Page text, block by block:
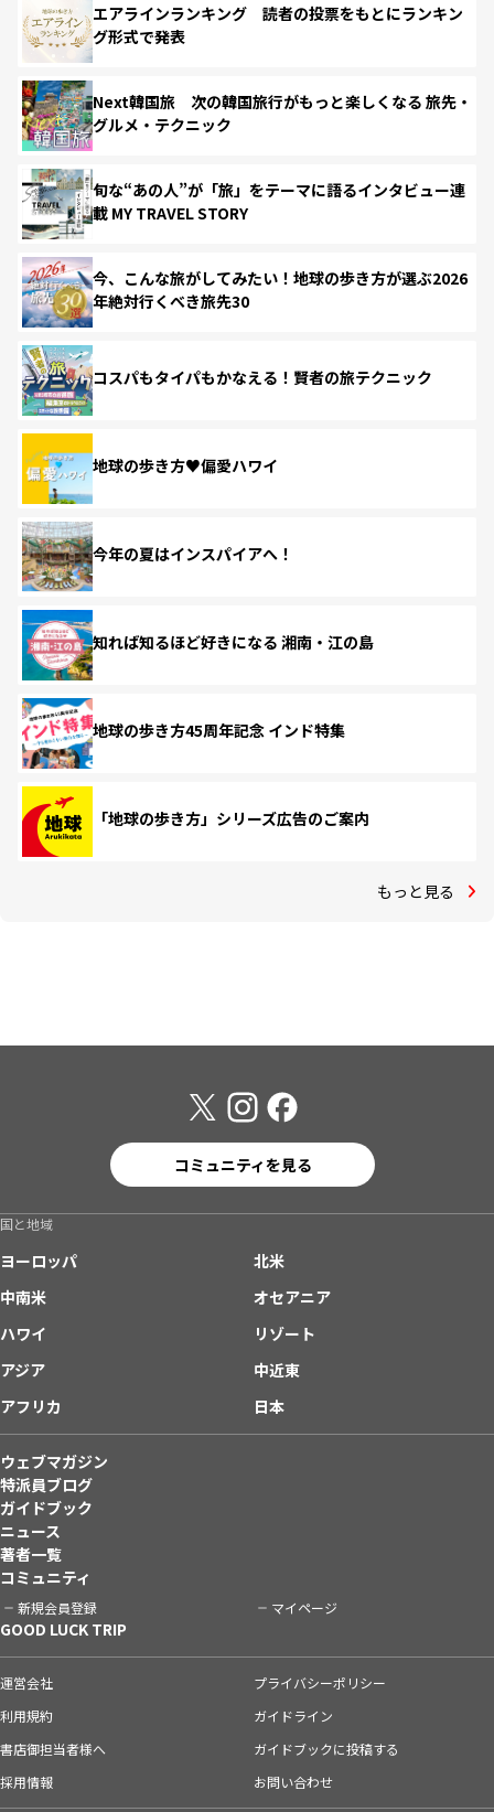
エアラインランキング 読者の投票をもとにランキン
グ形式で発表
Next韓国旅 次の韓国旅行がもっと楽しくなる 旅先・
グルメ・テクニック
旬な“あの人”が「旅」をテーマに語るインタビュー連
載 MY TRAVEL STORY
今、こんな旅がしてみたい！地球の歩き方が選ぶ2026
年絶対行くべき旅先30
コスパもタイパもかなえる！賢者の旅テクニック
地球の歩き方♥偏愛ハワイ
今年の夏はインスパイアへ！
知れば知るほど好きになる 湘南・江の島
地球の歩き方45周年記念 インド特集
「地球の歩き方」シリーズ広告のご案内
もっと見る
コミュニティを見る
国と地域
ヨーロッパ
北米
中南米
オセアニア
ハワイ
リゾート
アジア
中近東
アフリカ
日本
ウェブマガジン
特派員ブログ
ガイドブック
ニュース
著者一覧
コミュニティ
新規会員登録 マイページ
GOOD LUCK TRIP
運営会社
プライバシーポリシー
利用規約
ガイドライン
書店御担当者様へ
ガイドブックに投稿する
採用情報
お問い合わせ